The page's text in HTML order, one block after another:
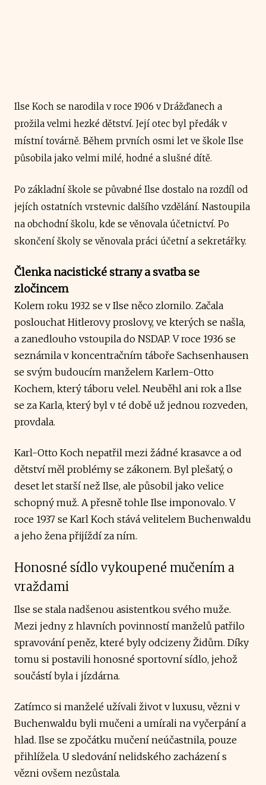
Ilse Koch se narodila v roce 1906 v Drážďanech a
prožila velmi hezké dětství. Její otec byl předák v
místní továrně. Během prvních osmi let ve škole Ilse
působila jako velmi milé, hodné a slušné dítě.
Po základní škole se půvabné Ilse dostalo na rozdíl od
jejích ostatních vrstevnic dalšího vzdělání. Nastoupila
na obchodní školu, kde se věnovala účetnictví. Po
skončení školy se věnovala práci účetní a sekretářky.
Členka nacistické strany a svatba se
zločincem
Kolem roku 1932 se v Ilse něco zlomilo. Začala
poslouchat Hitlerovy proslovy, ve kterých se našla,
a zanedlouho vstoupila do NSDAP. V roce 1936 se
seznámila v koncentračním táboře Sachsenhausen
se svým budoucím manželem Karlem-Otto
Kochem, který táboru velel. Neuběhl ani rok a Ilse
se za Karla, který byl v té době už jednou rozveden,
provdala.
Karl-Otto Koch nepatřil mezi žádné krasavce a od
dětství měl problémy se zákonem. Byl plešatý, o
deset let starší než Ilse, ale působil jako velice
schopný muž. A přesně tohle Ilse imponovalo. V
roce 1937 se Karl Koch stává velitelem Buchenwaldu
a jeho žena přijíždí za ním.
Honosné sídlo vykoupené mučením a
vraždami
Ilse se stala nadšenou asistentkou svého muže.
Mezi jedny z hlavních povinností manželů patřilo
spravování peněz, které byly odcizeny Židům. Díky
tomu si postavili honosné sportovní sídlo, jehož
součástí byla i jízdárna.
Zatímco si manželé užívali život v luxusu, vězni v
Buchenwaldu byli mučeni a umírali na vyčerpání a
hlad. Ilse se zpočátku mučení neúčastnila, pouze
přihlížela. U sledování nelidského zacházení s
vězni ovšem nezůstala.